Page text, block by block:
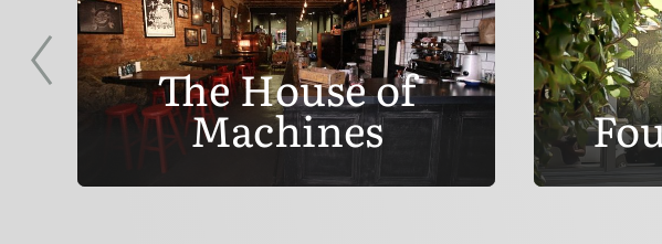
The House of
Machines